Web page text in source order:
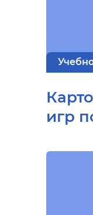
игр